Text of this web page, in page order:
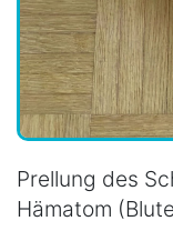
Prellung des
Hämatom